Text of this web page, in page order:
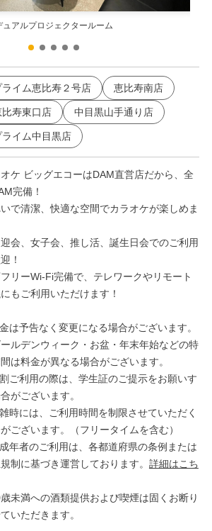
アルプロジェクタールーム
ライム恵比寿２号店 恵比寿南店
比寿東口店 中目黒山手通り店
ライム中目黒店
ケ ビッグエコーはDAM直営店だから、全
完備！
で清潔、快適な空間でカラオケが楽しめま
会、女子会、推し活、誕生日会でのご利用
！
リーWi-Fi完備で、テレワークやリモート
もご利用いただけます！
は予告なく変更になる場合がございます。
ルデンウィーク・お盆・年末年始などの特
は料金が異なる場合がございます。
ご利用の際は、学生証のご提示をお願いす
がございます。
時には、ご利用時間を制限させていただく
ございます。（フリータイムを含む）
年者のご利用は、各都道府県の条例または
制に基づき運営しております。 詳細はこち
未満への酒類提供および喫煙は固くお断り
いただきます。